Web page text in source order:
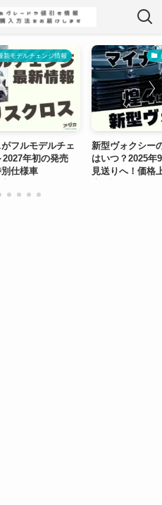
新モデルチェンジ情報
フルモデルチェ
2027年初の発売
仕様車
新型ヴォクシー
はいつ？2025年
見送りへ！価格